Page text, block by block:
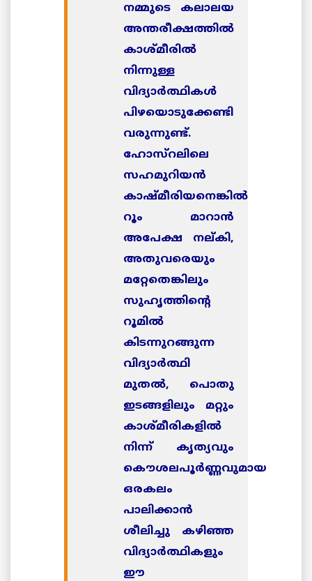
നമ്മുടെ കലാലയ
അന്തരീക്ഷത്തില്‍
കാശ്മീരില്‍
നിന്നുള്ള
വിദ്യാര്‍ത്ഥികള്‍
പിഴയൊടുക്കേണ്ടി
വരുന്നുണ്ട്.
ഹോസ്റലിലെ
സഹമുറിയന്‍
കാഷ്മീരിയനെങ്കില്‍
റൂം മാറാന്‍
അപേക്ഷ നല്കി,
അതുവരെയും
മറ്റേതെങ്കിലും
സുഹൃത്തിന്റെ
റൂമില്‍
കിടന്നുറങ്ങുന്ന
വിദ്യാര്‍ത്ഥി
മുതല്‍, പൊതു
ഇടങ്ങളിലും മറ്റും
കാശ്മീരികളില്‍
നിന്ന് കൃത്യവും
കൌശലപൂര്‍ണ്ണവുമായ
ഒരകലം
പാലിക്കാന്‍
ശീലിച്ചു കഴിഞ്ഞ
വിദ്യാര്‍ത്ഥികളും
ഈ